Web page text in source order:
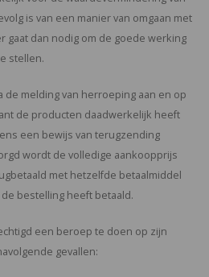
is van een manier van omgaan met
gaat dan nodig om de goede werking
stellen.
de melding van herroeping aan en op
de producten daadwerkelijk heeft
een bewijs van terugzending
wordt de volledige aankoopprijs
met hetzelfde betaalmiddel
bestelling heeft betaald.
een beroep te doen op zijn
gevallen: